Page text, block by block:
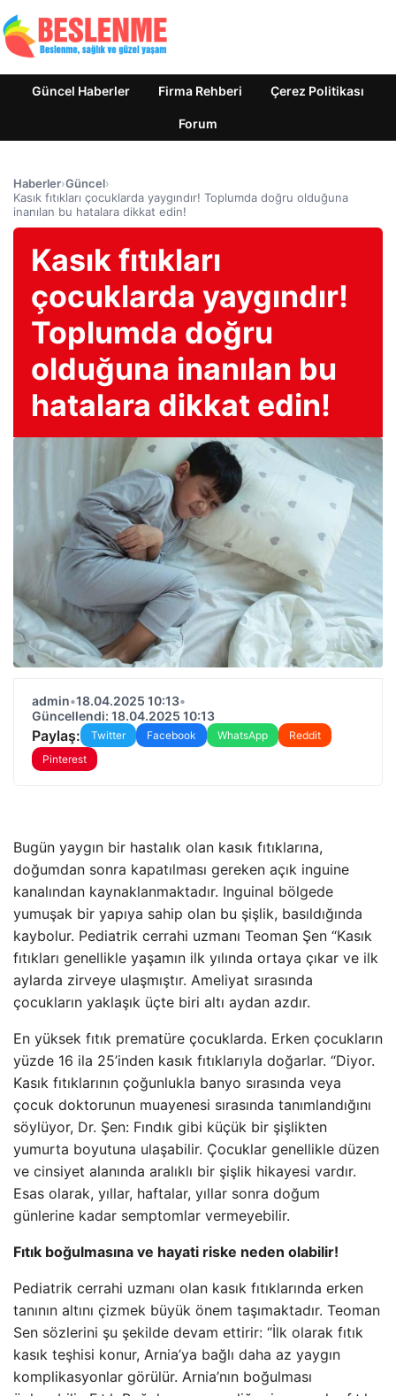
Güncel Haberler Firma Rehberi Çerez Politikası
Forum
Haberler›Güncel›
Kasık fıtıkları çocuklarda yaygındır! Toplumda doğru olduğuna
inanılan bu hatalara dikkat edin!
Kasık fıtıkları
çocuklarda yaygındır!
Toplumda doğru
olduğuna inanılan bu
hatalara dikkat edin!
admin•18.04.2025 10:13•
Güncellendi: 18.04.2025 10:13
Paylaş: Twitter Facebook WhatsApp
Reddit
Pinterest
Bugün yaygın bir hastalık olan kasık fıtıklarına,
doğumdan sonra kapatılması gereken açık inguine
kanalından kaynaklanmaktadır. Inguinal bölgede
yumuşak bir yapıya sahip olan bu şişlik, basıldığında
kaybolur. Pediatrik cerrahi uzmanı Teoman Şen “Kasık
fıtıkları genellikle yaşamın ilk yılında ortaya çıkar ve ilk
aylarda zirveye ulaşmıştır. Ameliyat sırasında
çocukların yaklaşık üçte biri altı aydan azdır.
En yüksek fıtık prematüre çocuklarda. Erken çocukların
yüzde 16 ila 25’inden kasık fıtıklarıyla doğarlar. “Diyor.
Kasık fıtıklarının çoğunlukla banyo sırasında veya
çocuk doktorunun muayenesi sırasında tanımlandığını
söylüyor, Dr. Şen: Fındık gibi küçük bir şişlikten
yumurta boyutuna ulaşabilir. Çocuklar genellikle düzen
ve cinsiyet alanında aralıklı bir şişlik hikayesi vardır.
Esas olarak, yıllar, haftalar, yıllar sonra doğum
günlerine kadar semptomlar vermeyebilir.
Fıtık boğulmasına ve hayati riske neden olabilir!
Pediatrik cerrahi uzmanı olan kasık fıtıklarında erken
tanının altını çizmek büyük önem taşımaktadır. Teoman
Sen sözlerini şu şekilde devam ettirir: “İlk olarak fıtık
kasık teşhisi konur, Arnia’ya bağlı daha az yaygın
komplikasyonlar görülür. Arnia’nın boğulması